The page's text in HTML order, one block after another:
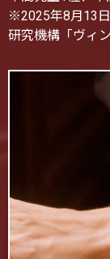
※2025年8月13
研究機構「ヴィ